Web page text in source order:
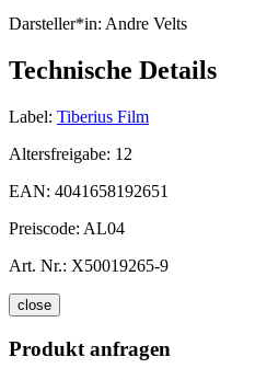
Darsteller*in: Andre Velts
Technische Details
Label: Tiberius Film
Altersfreigabe: 12
EAN: 4041658192651
Preiscode: AL04
Art. Nr.: X50019265-9
close
Produkt anfragen